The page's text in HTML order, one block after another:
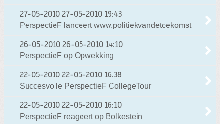
27-05-2010 27-05-2010 19:43
PerspectieF lanceert www.politiekvandetoekomst
26-05-2010 26-05-2010 14:10
PerspectieF op Opwekking
22-05-2010 22-05-2010 16:38
Succesvolle PerspectieF CollegeTour
22-05-2010 22-05-2010 16:10
PerspectieF reageert op Bolkestein